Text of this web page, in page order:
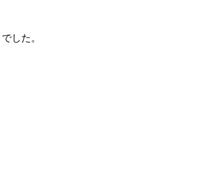
した。